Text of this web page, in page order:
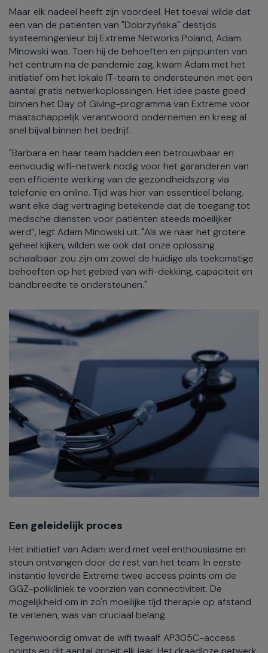
Maar elk nadeel heeft zijn voordeel. Het toeval wilde dat
een van de patiënten van "Dobrzyńska" destijds
systeemingenieur bij Extreme Networks Poland, Adam
Minowski was. Toen hij de behoeften en pijnpunten van
het centrum na de pandemie zag, kwam Adam met het
initiatief om het lokale IT-team te ondersteunen met een
aantal gratis netwerkoplossingen. Het idee paste goed
binnen het Day of Giving-programma van Extreme voor
maatschappelijk verantwoord ondernemen en kreeg al
snel bijval binnen het bedrijf.
"Barbara en haar team hadden een betrouwbaar en
eenvoudig wifi-netwerk nodig voor het garanderen van
een efficiënte werking van de gezondheidszorg via
telefonie en online. Tijd was hier van essentieel belang,
want elke dag vertraging betekende dat de toegang tot
medische diensten voor patiënten steeds moeilijker
werd”, legt Adam Minowski uit. "Als we naar het grotere
geheel kijken, wilden we ook dat onze oplossing
schaalbaar zou zijn om zowel de huidige als toekomstige
behoeften op het gebied van wifi-dekking, capaciteit en
bandbreedte te ondersteunen."
Een geleidelijk proces
Het initiatief van Adam werd met veel enthousiasme en
steun ontvangen door de rest van het team. In eerste
instantie leverde Extreme twee access points om de
GGZ-polikliniek te voorzien van connectiviteit. De
mogelijkheid om in zo'n moeilijke tijd therapie op afstand
te verlenen, was van cruciaal belang.
Tegenwoordig omvat de wifi twaalf AP305C-access